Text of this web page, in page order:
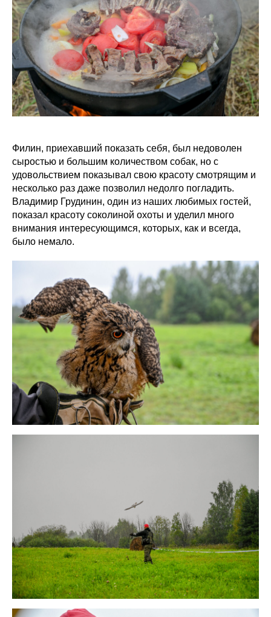
Филин, приехавший показать себя, был недоволен
сыростью и большим количеством собак, но с
удовольствием показывал свою красоту смотрящим и
несколько раз даже позволил недолго погладить.
Владимир Грудинин, один из наших любимых гостей,
показал красоту соколиной охоты и уделил много
внимания интересующимся, которых, как и всегда,
было немало.